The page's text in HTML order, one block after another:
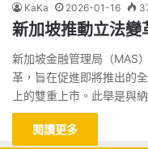
KaKa 2026-01-16
新加坡推動立法變
新加坡金融管理局（MAS
革，旨在促進即將推出的
上的雙重上市。此舉是與
閱讀更多